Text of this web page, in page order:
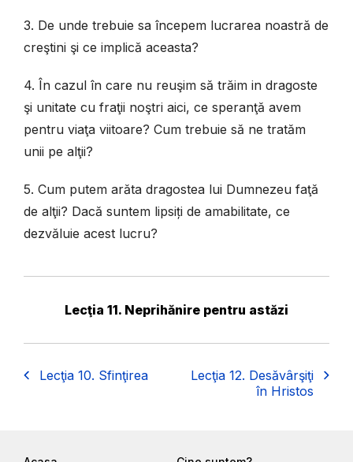
3. De unde trebuie sa începem lucrarea noastră de
creştini şi ce implică aceasta?
4. În cazul în care nu reuşim să trăim in dragoste
şi unitate cu fraţii noştri aici, ce speranţă avem
pentru viaţa viitoare? Cum trebuie să ne tratăm
unii pe alţii?
5. Cum putem arăta dragostea lui Dumnezeu faţă
de alţii? Dacă suntem lipsiți de amabilitate, ce
dezvăluie acest lucru?
Lecţia 11. Neprihănire pentru astăzi
Lecţia 10. Sfinţirea
Lecţia 12. Desăvârşiţi
în Hristos